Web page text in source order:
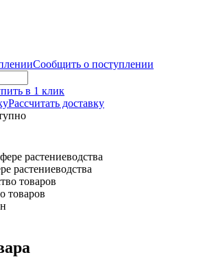
Сообщить о поступлении
в 1 клик
Рассчитать доставку
растениеводства
товаров